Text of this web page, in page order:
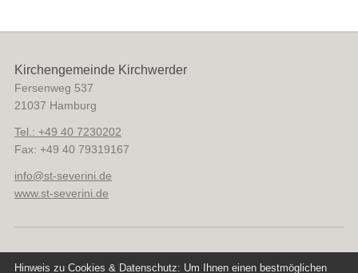
Kirchengemeinde Kirchwerder
Fersenweg 537
21037 Hamburg
Tel.: +49 40 7230202
Fax: +49 40 79319167
info@st-severini.de
www.st-severini.de
Hinweis zu Cookies & Datenschutz: Um Ihnen einen bestmöglichen